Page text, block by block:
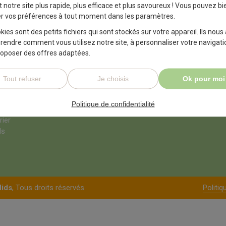
notre site plus rapide, plus efficace et plus savoureux ! Vous pouvez
vos préférences à tout moment dans les paramètres.
sont des petits fichiers qui sont stockés sur votre appareil. Ils nous
comment vous utilisez notre site, à personnaliser votre
des offres adaptées.
Ok pour moi
Tout refuser Je choisis
Politique de confidentialité
devez le renseigner ci-dessous pour y avoir accès
Pierre des nids –
, Tous droits réservés